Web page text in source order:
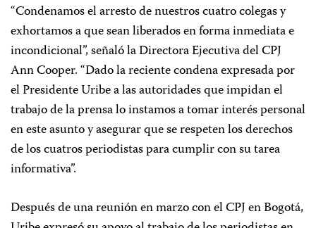
“Condenamos el arresto de nuestros cuatro colegas y
exhortamos a que sean liberados en forma inmediata e
incondicional”, señaló la Directora Ejecutiva del CPJ
Ann Cooper. “Dado la reciente condena expresada por
el Presidente Uribe a las autoridades que impidan el
trabajo de la prensa lo instamos a tomar interés personal
en este asunto y asegurar que se respeten los derechos
de los cuatros periodistas para cumplir con su tarea
informativa”.
Después de una reunión en marzo con el CPJ en Bogotá,